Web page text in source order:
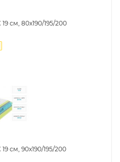
см, 80х190/195/200
см, 90х190/195/200